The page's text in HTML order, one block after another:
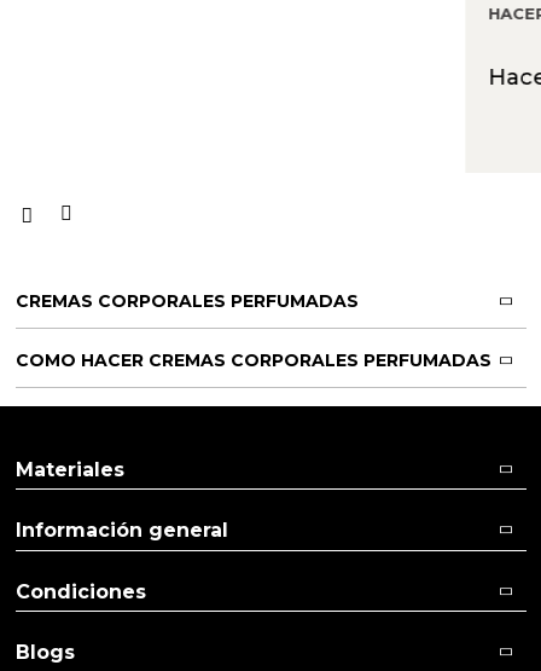
CREMAS CORPORALES PERFUMADAS
COMO HACER CREMAS CORPORALES PERFUMADAS
Materiales
Información general
Condiciones
Blogs